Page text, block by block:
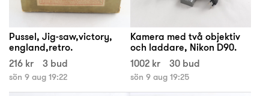
Pussel, Jig-saw,victory,
england,retro.
216 kr
3 bud
sön 9 aug 19:22
Kamera med två objektiv
och laddare, Nikon D90.
1002 kr
30 bud
sön 9 aug 19:25